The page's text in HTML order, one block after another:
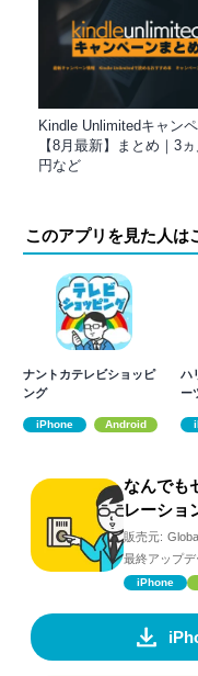
Kindle Unlimitedキャン
【8月最新】まとめ｜3
円など
このアプリを見た人は
ナントカテレビショッピ
ング
iPhone Android
ハ
ー
なんでも
レーショ
販売元:
最終アップデ
iPhone